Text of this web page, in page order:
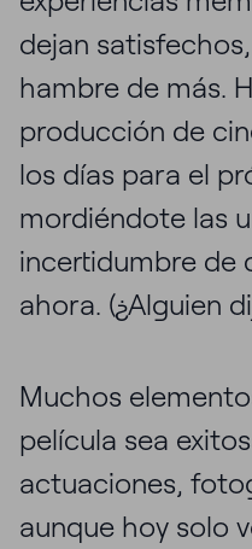
dejan
hambre de más.
producción de
los días para el
mordiéndote las
incertidumbre de
ahora. (¿Alguien
Muchos
película sea
actuaciones,
aunque hoy solo